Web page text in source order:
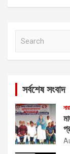
সর্বশেষ সংবাদ